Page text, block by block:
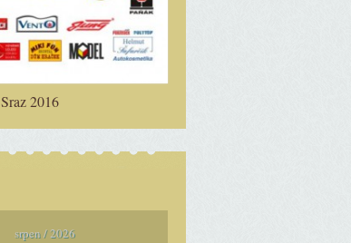
Sraz 2016
srpen / 2026